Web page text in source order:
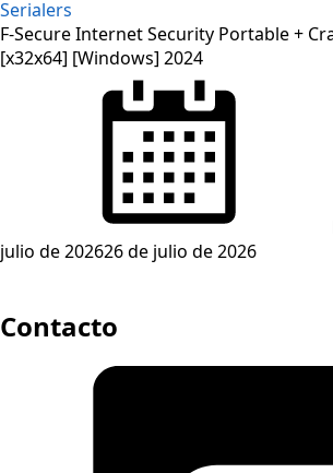
Serialers
F-Secure Internet Security Portable +
[x32x64] [Windows] 2024
julio de 202626 de julio de 2026
Contacto